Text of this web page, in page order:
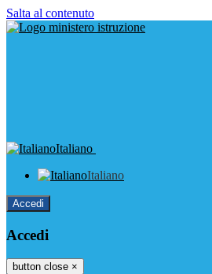
Salta al contenuto
Italiano
Italiano
Accedi
Accedi
button close ×